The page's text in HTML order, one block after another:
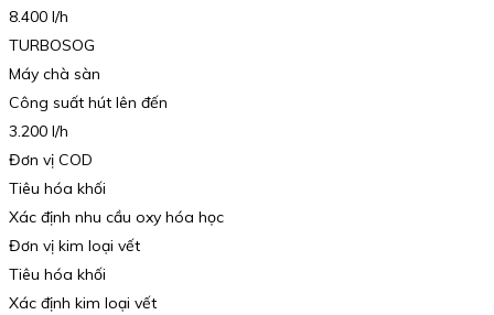
8.400 l/h
TURBOSOG
Máy chà sàn
Công suất hút lên đến
3.200 l/h
Đơn vị COD
Tiêu hóa khối
Xác định nhu cầu oxy hóa học
Đơn vị kim loại vết
Tiêu hóa khối
Xác định kim loại vết